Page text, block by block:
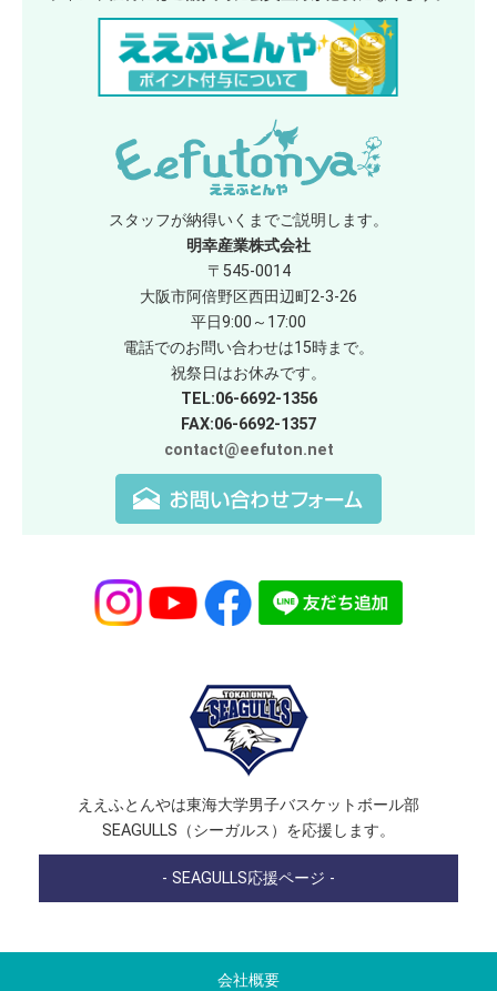
スタッフが納得いくまでご説明します。
明幸産業株式会社
〒545-0014
大阪市阿倍野区西田辺町2-3-26
平日9:00～17:00
電話でのお問い合わせは15時まで。
祝祭日はお休みです。
TEL:06-6692-1356
FAX:06-6692-1357
contact@eefuton.net
ええふとんやは東海大学男子バスケットボール部
SEAGULLS（シーガルス）を応援します。
- SEAGULLS応援ページ -
会社概要